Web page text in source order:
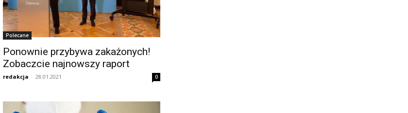
Polecane
Ponownie przybywa zakażonych!
Zobaczcie najnowszy raport
redakcja - 28.01.2021 0